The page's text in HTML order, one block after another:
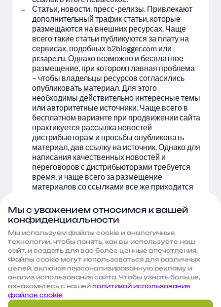
Статьи, новости, пресс-релизы. Привлекают
дополнительный трафик статьи, которые
размещаются на внешних ресурсах. Чаще
всего такие статьи публикуются за плату на
сервисах, подобных b2blogger.com или
pr.sape.ru. Однако возможно и бесплатное
размещение, при котором главная проблема
– чтобы владельцы ресурсов согласились
опубликовать материал. Для этого
необходимы действительно интересные темы
или авторитетные источники. Чаще всего в
бесплатном варианте при продвижении сайта
практикуется рассылка новостей
дистрибьюторам и просьбы опубликовать
материал, дав ссылку на источник. Однако для
написания качественных новостей и
переговоров с дистрибьюторами требуется
время, и чаще всего за размещение
материалов со ссылками все же приходится
Доски объявлений. Выгодный вариант –
опубликовать свое объявление на такой
доске, подав ссылку на ресурс. Этот метод
бесплатный, однако ссылки на досках
объявлений чаще всего низкокачественные и
мало влияют на продвижение сайта.
Спонсорство. В таком варианте спонсор,
поддерживающий ресурс финансово, может
разместить на сайте свою ссылку. В таком
случае нельзя сказать, что ссылки будут
Мы с уважением относимся к вашей
конфиденциальности
Мы используем файлы сооkie и аналогичные
технологии, чтобы понять, как вы используете наш
сайт, и создать для вас более ценные впечатления.
Файлы сооkie могут использоваться для различных
целей, включая персонализированную рекламу и
анализ использования сайта. Чтобы узнать больше,
ознакомьтесь с нашей политикой использования
файлов cookie